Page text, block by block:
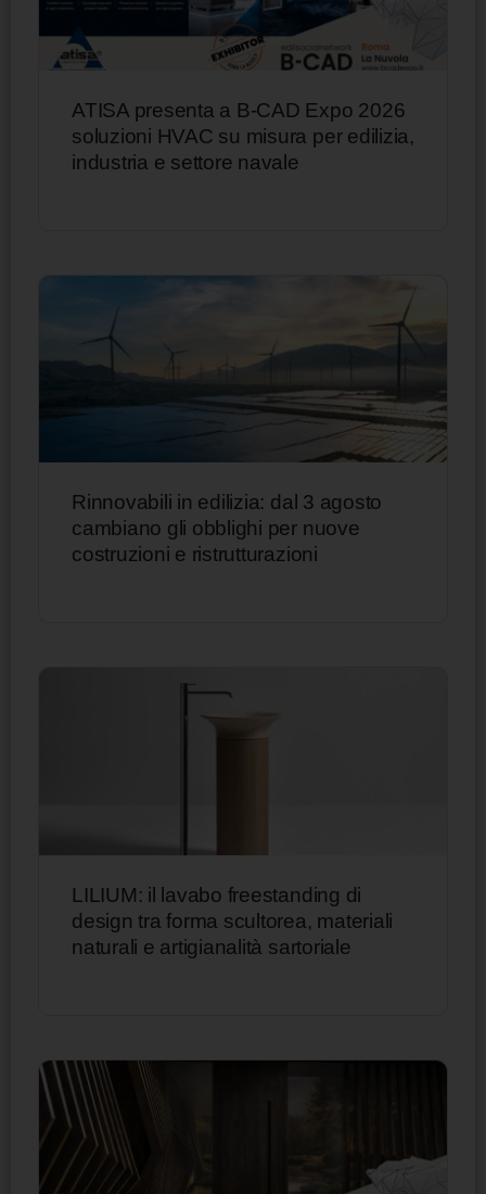
ATISA presenta a B-CAD Expo 2026
soluzioni HVAC su misura per edilizia,
industria e settore navale
Rinnovabili in edilizia: dal 3 agosto
cambiano gli obblighi per nuove
costruzioni e ristrutturazioni
LILIUM: il lavabo freestanding di
design tra forma scultorea, materiali
naturali e artigianalità sartoriale